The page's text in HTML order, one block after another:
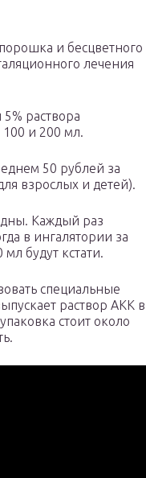
и бесцветного
лечения
раствора
и 200 мл.
50 рублей за
взрослых и детей).
Каждый раз
в ингалятории за
будут кстати.
специальные
раствор АКК в
стоит около